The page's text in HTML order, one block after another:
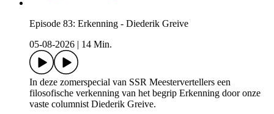
Episode 83: Erkenning - Diederik Greive
05-08-2026
14 Min.
In deze zomerspecial van SSR Meestervertellers een
filosofische verkenning van het begrip Erkenning door onze
vaste columnist Diederik Greive.